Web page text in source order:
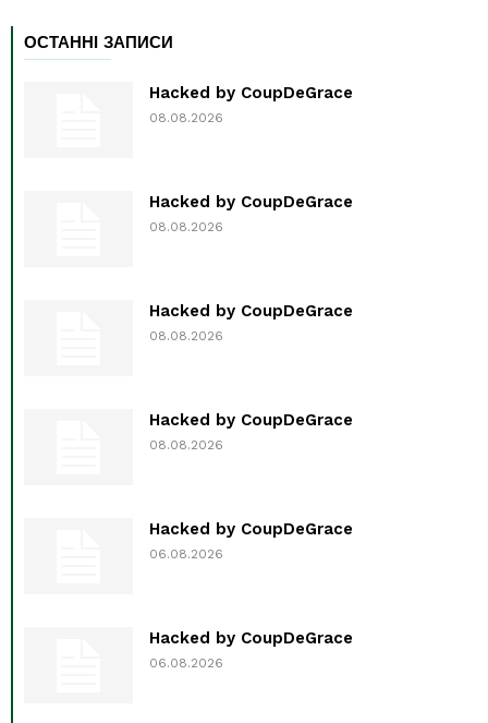
ОСТАННІ ЗАПИСИ
Hacked by CoupDeGrace
08.08.2026
Hacked by CoupDeGrace
08.08.2026
Hacked by CoupDeGrace
08.08.2026
Hacked by CoupDeGrace
08.08.2026
Hacked by CoupDeGrace
06.08.2026
Hacked by CoupDeGrace
06.08.2026